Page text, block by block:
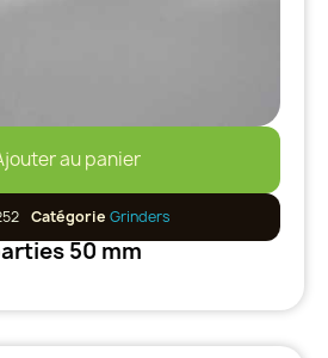
au panier
Catégorie Grinders
50 mm